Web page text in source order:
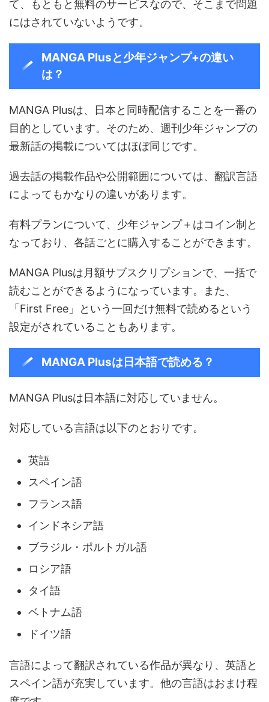
て、もともと無料のサービスなので、そこまで問題
にはされていないようです。
MANGA Plusと少年ジャンプ+の違い
は？
MANGA Plusは、日本と同時配信することを一番の
目的としています。そのため、週刊少年ジャンプの
最新話の掲載についてはほぼ同じです。
過去話の掲載作品や公開範囲については、翻訳言語
によってもかなりの違いがあります。
有料プランについて、少年ジャンプ＋はコイン制と
なっており、各話ごとに購入することができます。
MANGA Plusは月額サブスクリプションで、一括で
読むことができるようになっています。また、
「First Free」という一回だけ無料で読めるという
設定がされていることもあります。
MANGA Plusは日本語で読める？
MANGA Plusは日本語に対応していません。
対応している言語は以下のとおりです。
英語
スペイン語
フランス語
インドネシア語
ブラジル・ポルトガル語
ロシア語
タイ語
ベトナム語
ドイツ語
言語によって翻訳されている作品が異なり、英語と
スペイン語が充実しています。他の言語はおまけ程